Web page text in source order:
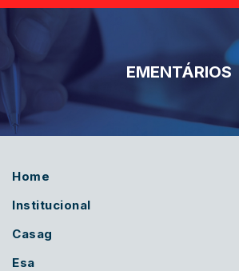
EMENTÁRIOS
Home
Institucional
Casag
Esa